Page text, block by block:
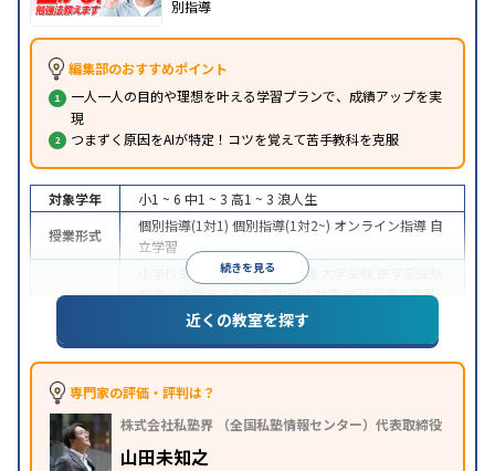
別指導
編集部のおすすめポイント
一人一人の目的や理想を叶える学習プランで、成績アップを実
現
つまずく原因をAIが特定！コツを覚えて苦手教科を克服
続きを見る
対象学年 小1 ~ 6 中1 ~ 3 高1 ~ 3 浪人生
授業形式
個別指導(1対1) 個別指導(1対2~) オンライン指導 自
立学習
小学校受験 中学受験 高校受験
授業・定期テスト対策内申点対策学習習慣の定着
総合型選抜(旧AO)対策推薦入試対策
数学特化
特徴
中高一貫校生に対応
応
1科目から受講可能
※2023年3月調査。小学校高学年の個別指導塾アンケート調査方法を参
近くの教室を探す
専門家の評価・評判は？
株式会社私塾界 （全国私塾情報センター）代表取締役
山田未知之